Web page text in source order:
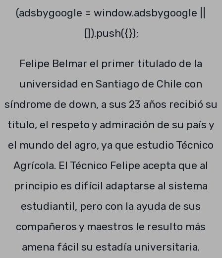
(adsbygoogle = window.adsbygoogle ||
[]).push({});
Felipe Belmar el primer titulado de la
universidad en Santiago de Chile con
síndrome de down, a sus 23 años recibió su
titulo, el respeto y admiración de su país y
el mundo del agro, ya que estudio Técnico
Agrícola. El Técnico Felipe acepta que al
principio es difícil adaptarse al sistema
estudiantil, pero con la ayuda de sus
compañeros y maestros le resulto más
amena fácil su estadía universitaria.